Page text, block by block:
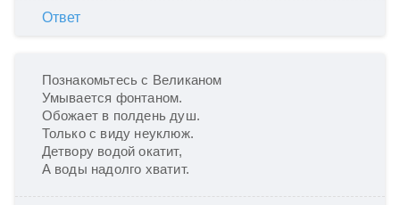
Ответ
Познакомьтесь с Великаном
Умывается фонтаном.
Обожает в полдень душ.
Только с виду неуклюж.
Детвору водой окатит,
А воды надолго хватит.